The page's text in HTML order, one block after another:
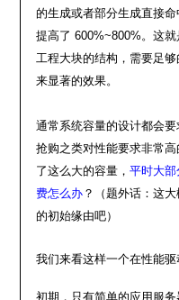
的生成或者部分生成直接
提高了 600%~800%。这
工程大块的结构，需要足
来显著的效果。
通常系统容量的设计都会要
抢购之类对性能要求非常
了这么大的容量， 平时大
费怎么办？（题外话：这
的初始缘由吧）
我们来看这样一个在性能
初期，只有简单的应用服